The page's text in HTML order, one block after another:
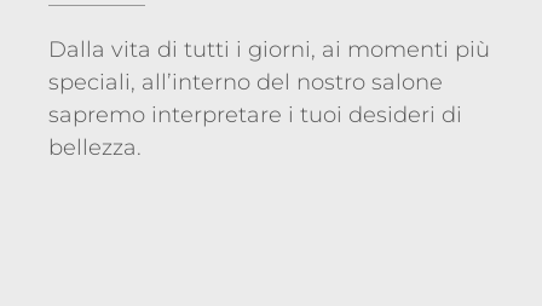
Dalla vita di tutti i giorni, ai momenti più
speciali, all’interno del nostro salone
sapremo interpretare i tuoi desideri di
bellezza.